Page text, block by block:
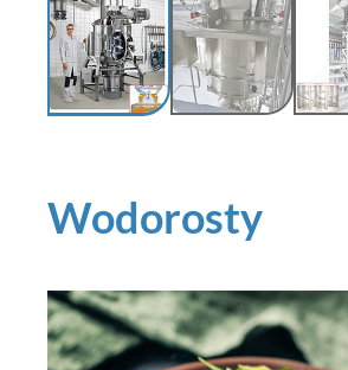
Wodorosty